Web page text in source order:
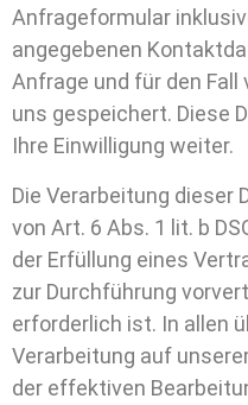
Anfrageformular
angegebenen
Anfrage und für den
uns gespeichert. Diese
Ihre Einwilligung weiter.
Die Verarbeitung dieser
von Art. 6 Abs. 1 lit. b
der Erfüllung eines
zur Durchführung
erforderlich ist. In allen
Verarbeitung auf
der effektiven